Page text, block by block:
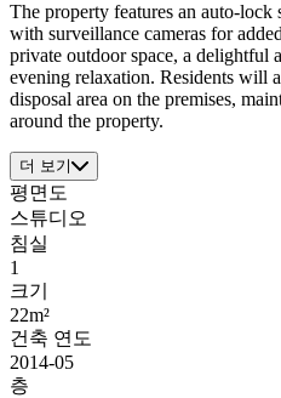
The property features an auto-lock
with surveillance cameras for
private outdoor space, a delightful
evening relaxation. Residents will
disposal area on the premises,
around the property.
더 보기
평면도
스튜디오
침실
1
크기
22m²
건축 연도
2014-05
층